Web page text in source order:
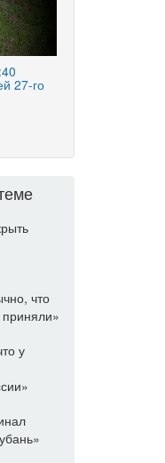
27-го
что
у